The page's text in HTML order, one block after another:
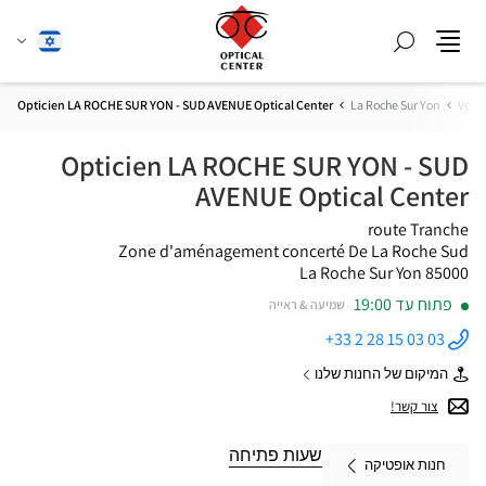
חפש
שנהעברית
La Roche Sur Yon
Opticien LA ROCHE SUR YON - SUD AVENUE Optical Center
Opticien LA ROCHE SUR YON - SUD
AVENUE Optical Center
route Tranche
Zone d'aménagement concerté De La Roche Sud
85000 La Roche Sur Yon
פתוח עד 19:00
שמיעה & ראייה
התקשר
לחנות
Opticien
LA ROCHE
SUR YON -
Optical
+33 2 28 15 03 03
המיקום של החנות שלנו של
Opticien
LA
YON
צור קשר!
חנות אופטיקה
שעות פתיחה